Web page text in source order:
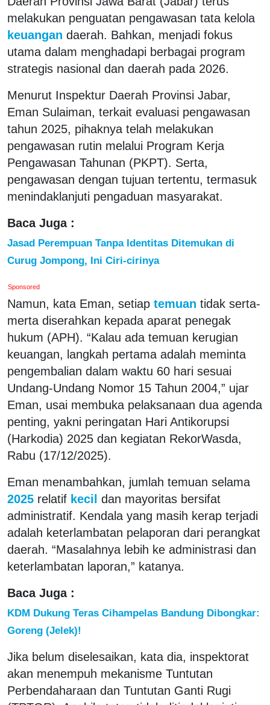
melakukan penguatan pengawasan tata kelola
keuangan daerah. Bahkan, menjadi fokus
utama dalam menghadapi berbagai program
strategis nasional dan daerah pada 2026.
Menurut Inspektur Daerah Provinsi Jabar,
Eman Sulaiman, terkait evaluasi pengawasan
tahun 2025, pihaknya telah melakukan
pengawasan rutin melalui Program Kerja
Pengawasan Tahunan (PKPT). Serta,
pengawasan dengan tujuan tertentu, termasuk
menindaklanjuti pengaduan masyarakat.
Baca Juga :
Jasad Perempuan Tanpa Identitas Ditemukan di
Curug Jompong, Ini Ciri-cirinya
Sponsored
Namun, kata Eman, setiap temuan tidak serta-
merta diserahkan kepada aparat penegak
hukum (APH). “Kalau ada temuan kerugian
keuangan, langkah pertama adalah meminta
pengembalian dalam waktu 60 hari sesuai
Undang-Undang Nomor 15 Tahun 2004,” ujar
Eman, usai membuka pelaksanaan dua agenda
penting, yakni peringatan Hari Antikorupsi
(Harkodia) 2025 dan kegiatan RekorWasda,
Rabu (17/12/2025).
Eman menambahkan, jumlah temuan selama
2025 relatif kecil dan mayoritas bersifat
administratif. Kendala yang masih kerap terjadi
adalah keterlambatan pelaporan dari perangkat
daerah. “Masalahnya lebih ke administrasi dan
keterlambatan laporan,” katanya.
Baca Juga :
KDM Dukung Teras Cihampelas Bandung Dibongkar:
Goreng (Jelek)!
Jika belum diselesaikan, kata dia, inspektorat
akan menempuh mekanisme Tuntutan
Perbendaharaan dan Tuntutan Ganti Rugi